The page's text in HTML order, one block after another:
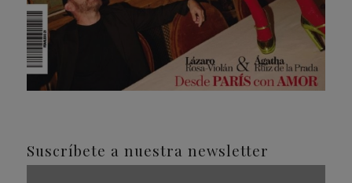
Suscríbete a nuestra newsletter